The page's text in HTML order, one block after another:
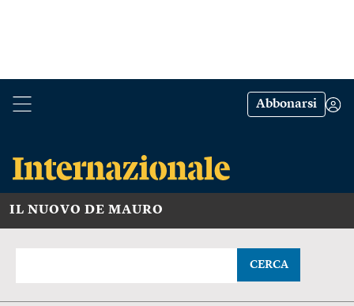
Abbonarsi
IL NUOVO DE MAURO
CERCA